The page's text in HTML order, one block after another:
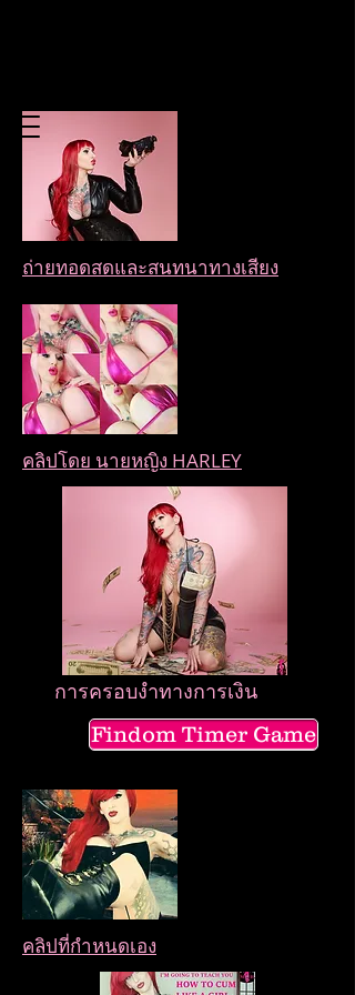
ถ่ายทอดสดและสนทนาทางเสียง
คลิปโดย นายหญิง HARLEY
การครอบงำทางการเงิน
Findom Timer Game
คลิปที่กำหนดเอง